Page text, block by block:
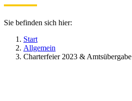
Sie befinden sich hier:
Start
Allgemein
Charterfeier 2023 & Amtsübergabe